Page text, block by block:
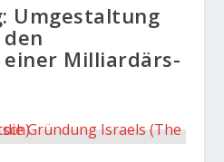
Umgestaltung
Milliardärs-